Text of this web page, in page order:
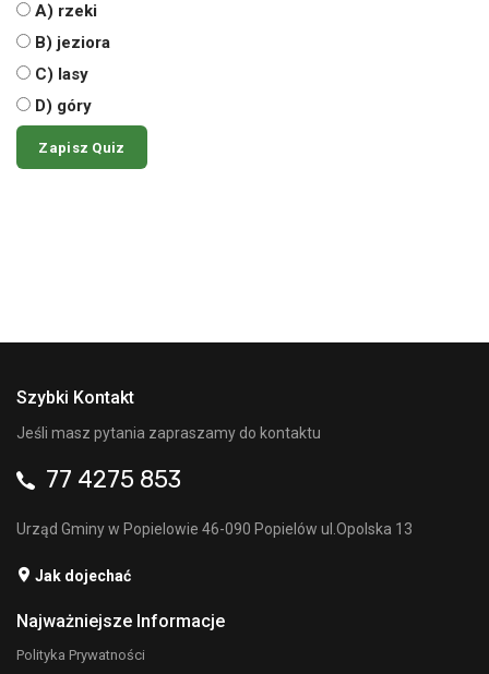
A) rzeki
B) jeziora
C) lasy
D) góry
Szybki Kontakt
Jeśli masz pytania zapraszamy do kontaktu
77 4275 853
Urząd Gminy w Popielowie 46-090 Popielów ul.Opolska 13
Jak dojechać
Najważniejsze Informacje
Polityka Prywatności